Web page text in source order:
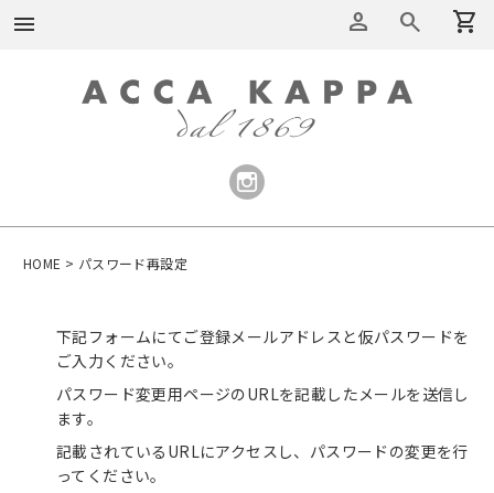
menu person search shopping_cart
HOME パスワード再設定
下記フォームにてご登録メールアドレスと仮パスワードを
ご入力ください。
パスワード変更用ページのURLを記載したメールを送信し
ます。
記載されているURLにアクセスし、パスワードの変更を行
ってください。